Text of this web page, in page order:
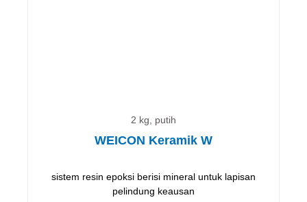
2 kg, putih
WEICON Keramik W
sistem resin epoksi berisi mineral untuk lapisan
pelindung keausan